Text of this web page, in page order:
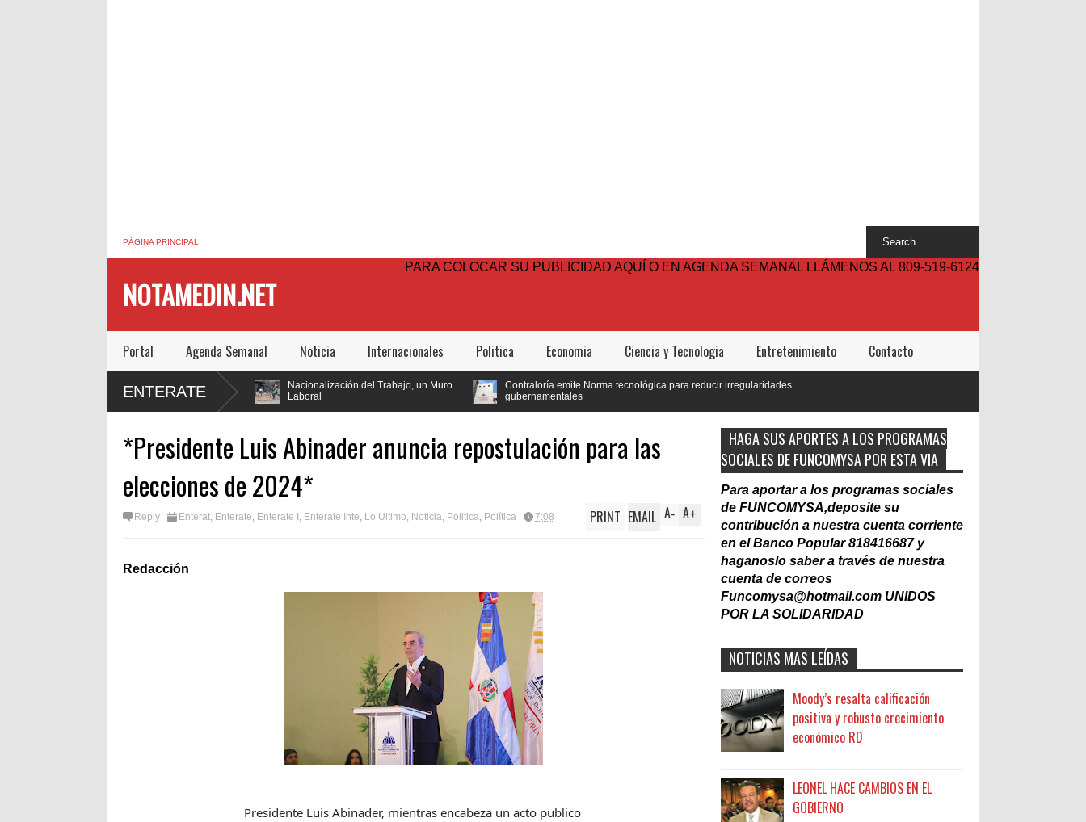
PÁGINA PRINCIPAL
NOTAMEDIN.NET
PARA COLOCAR SU PUBLICIDAD AQUÍ O EN AGENDA SEMANAL LLÁMENOS AL 809-519-6124
Portal Agenda Semanal Noticia Internacionales Politica Economia Ciencia y Tecnologia Entretenimiento Contacto
ENTERATE
en mas de un 90
Nacionalización del Trabajo, un Muro
Laboral
Contraloría emite Norma tecnológica para reducir irregularidades
gubernamentales
*Presidente Luis Abinader anuncia repostulación para las
elecciones de 2024*
Reply Enterat, Enterate, Enterate I , Enterate Inte, Lo Ultimo, Noticia, Politica, Política 7:08 A+
A-
PRINT EMAIL
Redacción
Presidente Luis Abinader, mientras encabeza un acto publico
HAGA SUS APORTES A LOS PROGRAMAS
SOCIALES DE FUNCOMYSA POR ESTA VIA
Para aportar a los programas sociales
de FUNCOMYSA,deposite su
contribución a nuestra cuenta corriente
en el Banco Popular 818416687 y
haganoslo saber a través de nuestra
cuenta de correos
Funcomysa@hotmail.com UNIDOS
POR LA SOLIDARIDAD
NOTICIAS MAS LEÍDAS
Moody’s resalta calificación
positiva y robusto crecimiento
económico RD
LEONEL HACE CAMBIOS EN EL
GOBIERNO